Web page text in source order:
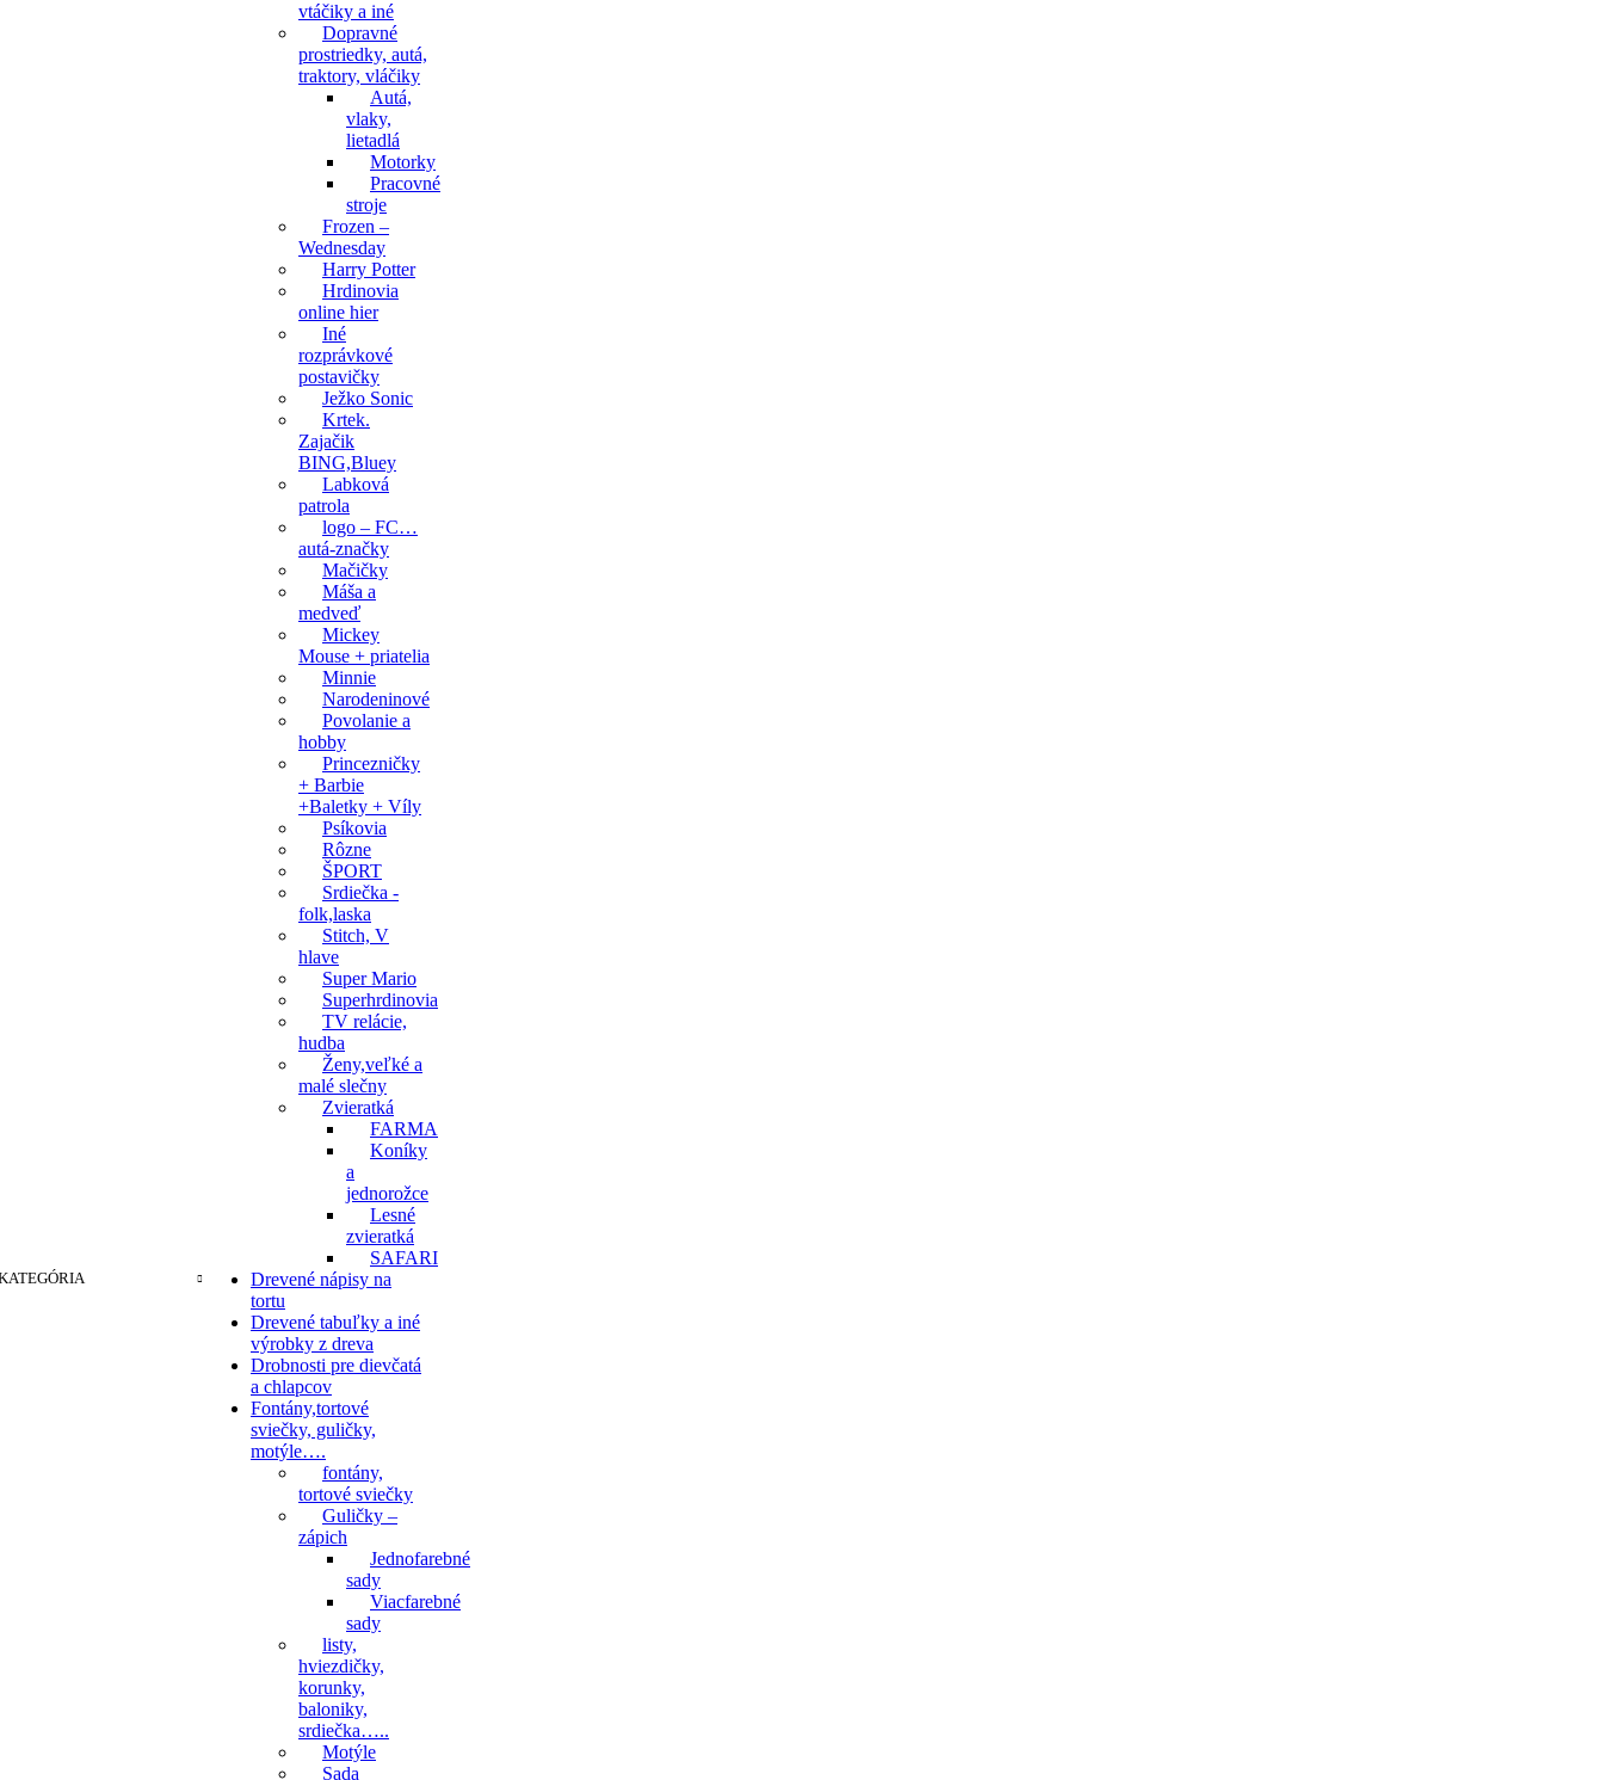
vtáčiky a iné
Dopravné
prostriedky, autá,
traktory, vláčiky
Autá,
vlaky,
lietadlá
Motorky
Pracovné
stroje
Frozen –
Wednesday
Harry Potter
Hrdinovia
online hier
Iné
rozprávkové
postavičky
Ježko Sonic
Krtek.
Zajačik
BING,Bluey
Labková
patrola
logo – FC…
autá-značky
Mačičky
Máša a
medveď
Mickey
Mouse + priatelia
Minnie
Narodeninové
Povolanie a
hobby
Princezničky
+ Barbie
+Baletky + Víly
Psíkovia
Rôzne
ŠPORT
Srdiečka -
folk,laska
Stitch, V
hlave
Super Mario
Superhrdinovia
TV relácie,
hudba
Ženy,veľké a
malé slečny
Zvieratká
FARMA
Koníky
a
jednorožce
Lesné
zvieratká
SAFARI
Drevené nápisy na
tortu
Drevené tabuľky a iné
výrobky z dreva
Drobnosti pre dievčatá
a chlapcov
Fontány,tortové
sviečky, guličky,
motýle….
fontány,
tortové sviečky
Guličky –
zápich
Jednofarebné
sady
Viacfarebné
sady
listy,
hviezdičky,
korunky,
baloniky,
srdiečka…..
Motýle
Sada